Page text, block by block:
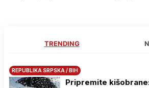
TRENDING
REPUBLIKA SRPSKA / BIH
Pripremite